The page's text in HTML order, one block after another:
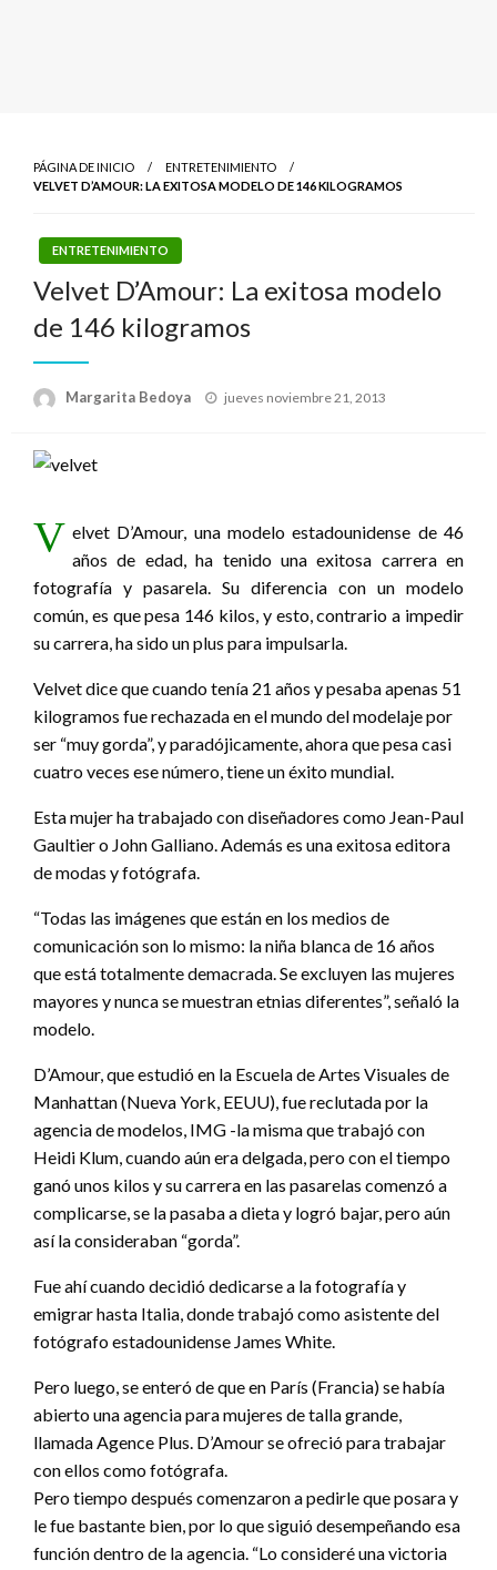
PÁGINA DE INICIO
ENTRETENIMIENTO
VELVET D’AMOUR: LA EXITOSA MODELO DE 146 KILOGRAMOS
ENTRETENIMIENTO
Velvet D’Amour: La exitosa modelo
de 146 kilogramos
Margarita Bedoya
Publicado
jueves noviembre 21, 2013
V elvet D’Amour, una modelo estadounidense de 46
años de edad, ha tenido una exitosa carrera en
fotografía y pasarela. Su diferencia con un modelo
común, es que pesa 146 kilos, y esto, contrario a impedir
su carrera, ha sido un plus para impulsarla.
Velvet dice que cuando tenía 21 años y pesaba apenas 51
kilogramos fue rechazada en el mundo del modelaje por
ser “muy gorda”, y paradójicamente, ahora que pesa casi
cuatro veces ese número, tiene un éxito mundial.
Esta mujer ha trabajado con diseñadores como Jean-Paul
Gaultier o John Galliano. Además es una exitosa editora
de modas y fotógrafa.
“Todas las imágenes que están en los medios de
comunicación son lo mismo: la niña blanca de 16 años
que está totalmente demacrada. Se excluyen las mujeres
mayores y nunca se muestran etnias diferentes”, señaló la
modelo.
D’Amour, que estudió en la Escuela de Artes Visuales de
Manhattan (Nueva York, EEUU), fue reclutada por la
agencia de modelos, IMG -la misma que trabajó con
Heidi Klum, cuando aún era delgada, pero con el tiempo
ganó unos kilos y su carrera en las pasarelas comenzó a
complicarse, se la pasaba a dieta y logró bajar, pero aún
así la consideraban “gorda”.
Fue ahí cuando decidió dedicarse a la fotografía y
emigrar hasta Italia, donde trabajó como asistente del
fotógrafo estadounidense James White.
Pero luego, se enteró de que en París (Francia) se había
abierto una agencia para mujeres de talla grande,
llamada Agence Plus. D’Amour se ofreció para trabajar
con ellos como fotógrafa.
Pero tiempo después comenzaron a pedirle que posara y
le fue bastante bien, por lo que siguió desempeñando esa
función dentro de la agencia. “Lo consideré una victoria